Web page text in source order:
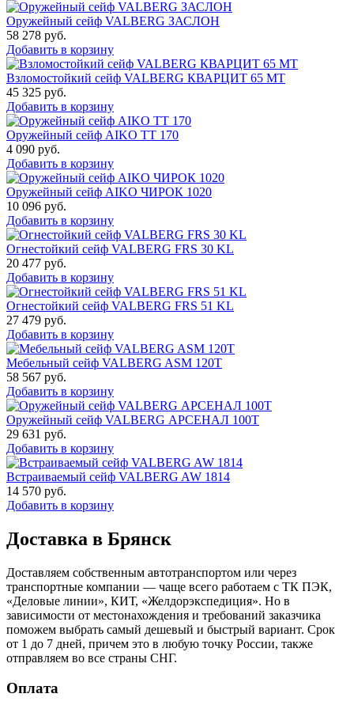
Оружейный сейф VALBERG ЗАСЛОН
58 278 руб.
Добавить в корзину
Взломостойкий сейф VALBERG КВАРЦИТ 65 МТ
45 325 руб.
Добавить в корзину
Оружейный сейф AIKO TT 170
4 090 руб.
Добавить в корзину
Оружейный сейф AIKO ЧИРОК 1020
10 096 руб.
Добавить в корзину
Огнестойкий сейф VALBERG FRS 30 KL
20 477 руб.
Добавить в корзину
Огнестойкий сейф VALBERG FRS 51 KL
27 479 руб.
Добавить в корзину
Мебельный сейф VALBERG ASM 120T
58 567 руб.
Добавить в корзину
Оружейный сейф VALBERG АРСЕНАЛ 100Т
29 631 руб.
Добавить в корзину
Встраиваемый сейф VALBERG AW 1814
14 570 руб.
Добавить в корзину
Доставка в Брянск
Доставляем собственным автотранспортом или через
транспортные компании — чаще всего работаем с ТК ПЭК,
«Деловые линии», КИТ, «Желдорэкспедиция». Но в
зависимости от местонахождения и требований заказчика
поможем выбрать самый дешевый и быстрый вариант. Срок
от 1 до 7 дней, причем это в любую точку России, также
отправляем во все страны СНГ.
Оплата